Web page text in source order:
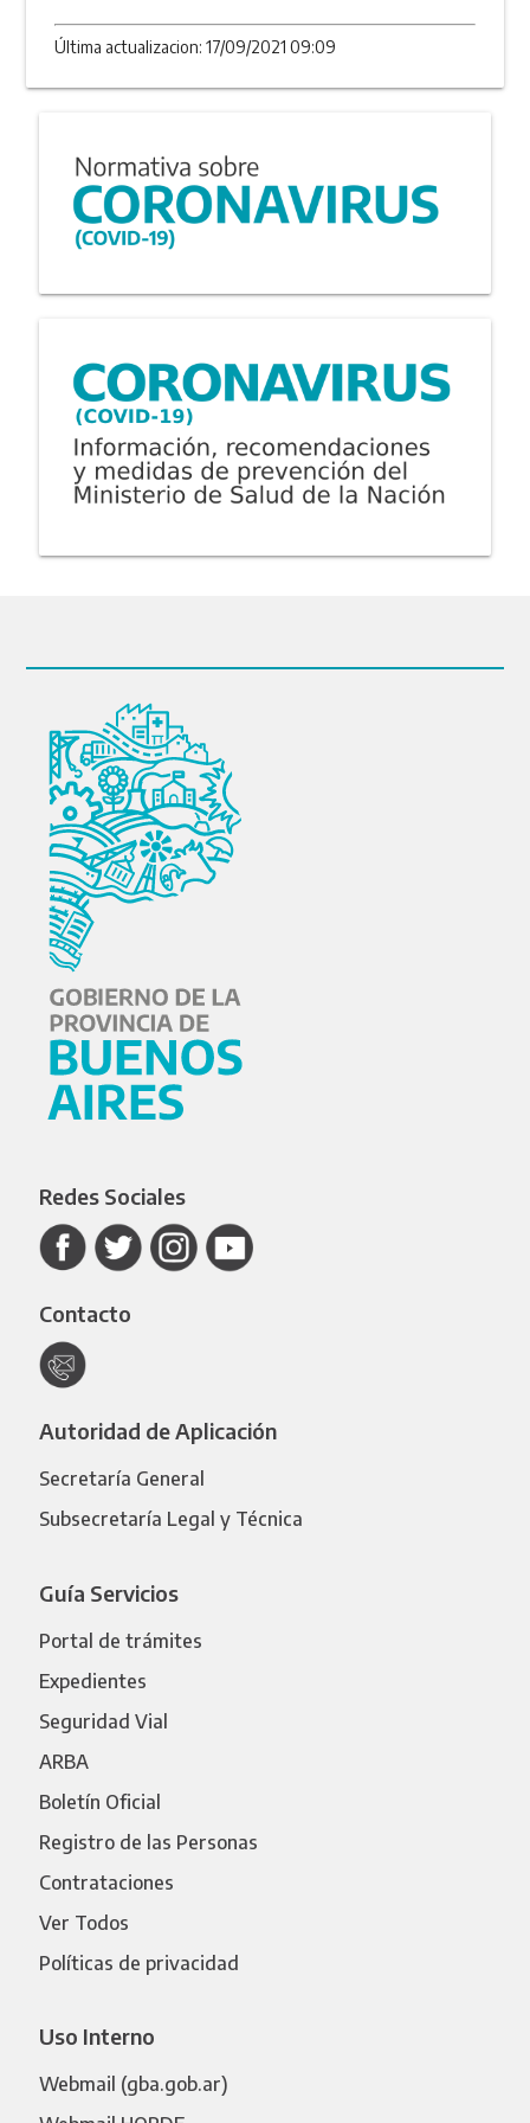
Última actualizacion: 17/09/2021 09:09
Redes Sociales
Contacto
Autoridad de Aplicación
Secretaría General
Subsecretaría Legal y Técnica
Guía Servicios
Portal de trámites
Expedientes
Seguridad Vial
ARBA
Boletín Oficial
Registro de las Personas
Contrataciones
Ver Todos
Políticas de privacidad
Uso Interno
Webmail (gba.gob.ar)